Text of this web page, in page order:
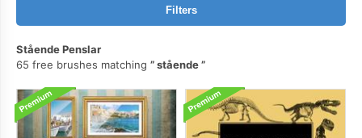
Filters
Stående Penslar
65 free brushes matching
stående